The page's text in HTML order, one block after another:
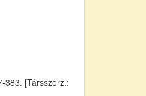
383. [Társszerz.: